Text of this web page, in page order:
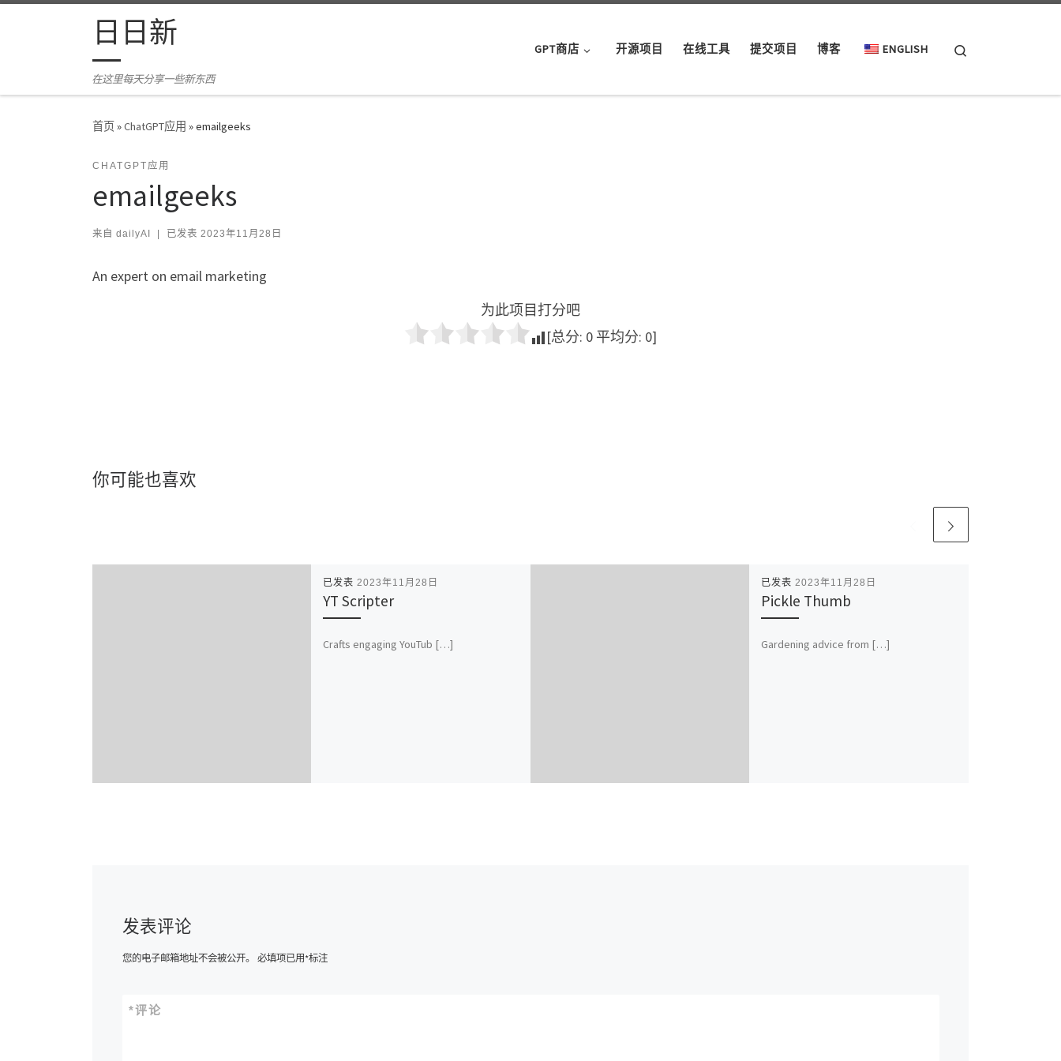
Skip to content日日新
在这里每天分享一些新东西
GPT商店 开源项目 在线工具 提交项目 博客 ENGLISH
首页»ChatGPT应用 »emailgeeks
CHATGPT应用
emailgeeks
来自 dailyAI 已发表 2023年11月28日
An expert on email marketing
为此项目打分吧
[总分: 0 平均分: 0]
你可能也喜欢
已发表 2023年11月28日
YT Scripter
Crafts engaging YouTub […]
已发表 2023年11月28日
Pickle Thumb
Gardening advice from […]
发表评论
您的电子邮箱地址不会被公开。 必填项已用*标注
评论
*